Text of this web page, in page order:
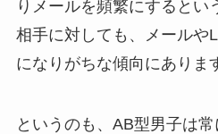
りメールを頻繁にするとい
相手に対しても、メールや
になりがちな傾向にありま
というのも、AB型男子は